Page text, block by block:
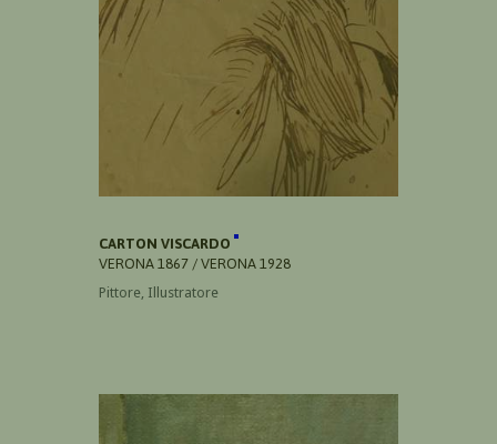
CARTON VISCARDO
VERONA 1867 / VERONA 1928
Pittore, Illustratore